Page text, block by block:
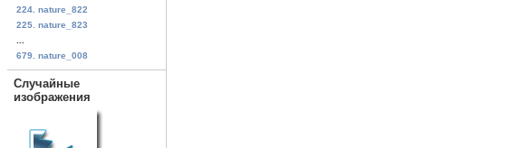
224. nature_822
225. nature_823
679. nature_008
Случайные
изображения